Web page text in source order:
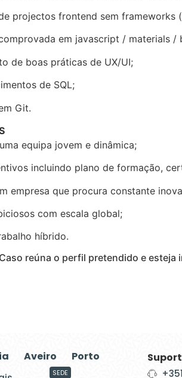
projectos frontend sem frameworks
em javascript / materials
de boas práticas de UX/UI;
de SQL;
Git.
equipa jovem e dinâmica;
incluindo plano de formação,
empresa que procura constante
com escala global;
híbrido.
reúna o perfil pretendido e
Aveiro Porto
SEDE